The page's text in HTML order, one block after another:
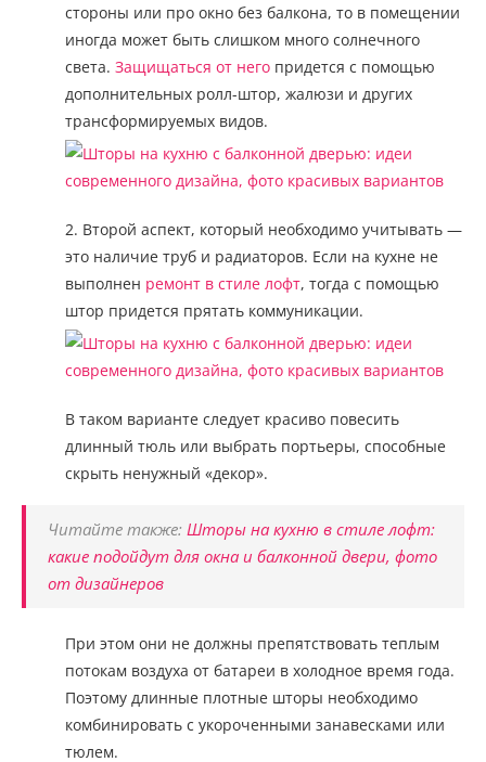
стороны или про окно без балкона, то в помещении
иногда может быть слишком много солнечного
света. Защищаться от него придется с помощью
дополнительных ролл-штор, жалюзи и других
трансформируемых видов.
2. Второй аспект, который необходимо учитывать —
это наличие труб и радиаторов. Если на кухне не
выполнен ремонт в стиле лофт, тогда с помощью
штор придется прятать коммуникации.
В таком варианте следует красиво повесить
длинный тюль или выбрать портьеры, способные
скрыть ненужный «декор».
Читайте также: Шторы на кухню в стиле лофт:
какие подойдут для окна и балконной двери, фото
от дизайнеров
При этом они не должны препятствовать теплым
потокам воздуха от батареи в холодное время года.
Поэтому длинные плотные шторы необходимо
комбинировать с укороченными занавесками или
тюлем.